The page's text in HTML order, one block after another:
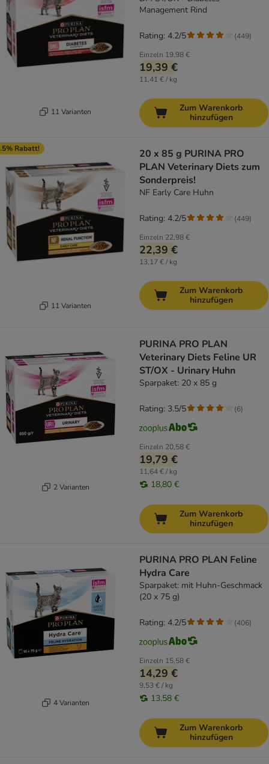
11 Varianten
Management Rind
Einzeln 19,98 €
19,39 €
11,41 € / kg
Rating: 4.2/5 (449)
Zum Warenkorb
hinzufügen
Rabatt!
11 Varianten
20 x 85 g PURINA PRO
PLAN Veterinary Diets zum
Sonderpreis!
NF Early Care Huhn
Einzeln 22,98 €
22,39 €
13,17 € / kg
Rating: 4.2/5 (449)
Zum Warenkorb
hinzufügen
2 Varianten
PURINA PRO PLAN
Veterinary Diets Feline UR
ST/OX - Urinary Huhn
Sparpaket: 20 x 85 g
Einzeln 20,58 €
19,79 €
11,64 € / kg
18,80 €
Rating: 3.5/5 (6)
Zum Warenkorb
hinzufügen
4 Varianten
PURINA PRO PLAN Feline
Hydra Care
Sparpaket: mit Huhn-Geschmack
(20 x 75 g)
Einzeln 15,58 €
14,29 €
9,53 € / kg
13,58 €
Rating: 4.2/5 (406)
Zum Warenkorb
hinzufügen